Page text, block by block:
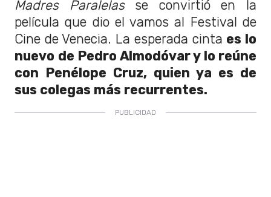
Madres Paralelas se convirtió en la
película que dio el vamos al Festival de
Cine de Venecia. La esperada cinta es lo
nuevo de Pedro Almodóvar y lo reúne
con Penélope Cruz, quien ya es de
sus colegas más recurrentes.